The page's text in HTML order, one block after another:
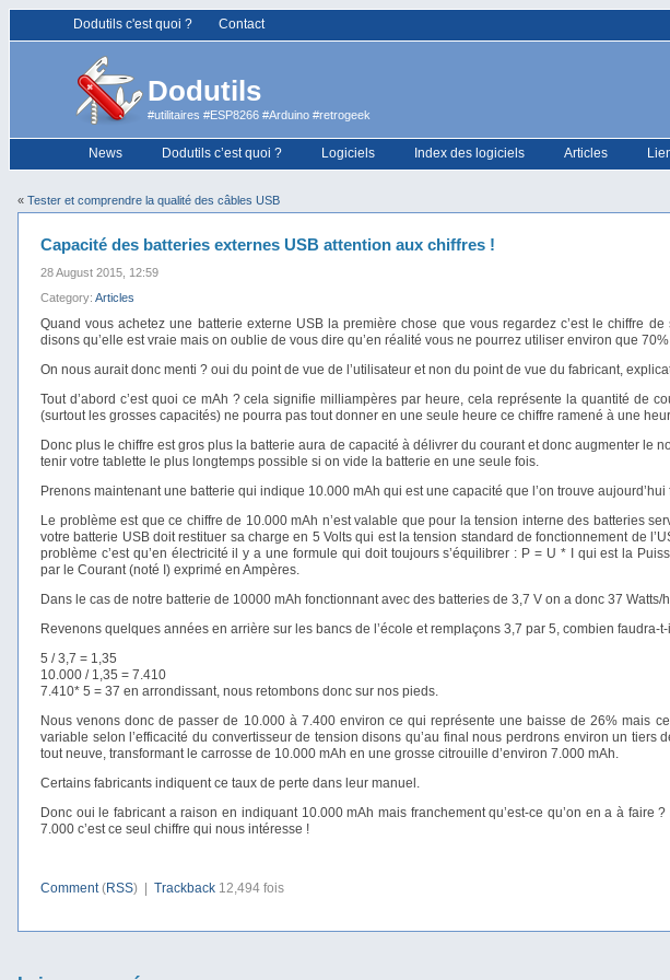
Dodutils c'est quoi ? Contact
Dodutils
#utilitaires #ESP8266 #Arduino #retrogeek
News Dodutils c’est quoi ? Logiciels Index des logiciels Articles
« Tester et comprendre la qualité des câbles USB
Capacité des batteries externes USB attention aux chiffres !
28 August 2015, 12:59
Category: Articles
Quand vous achetez une batterie externe USB la première chose que vous regardez c’est le chiffre
disons qu’elle est vraie mais on oublie de vous dire qu’en réalité vous ne pourrez utiliser environ que
On nous aurait donc menti ? oui du point de vue de l’utilisateur et non du point de vue du fabricant,
Tout d’abord c’est quoi ce mAh ? cela signifie milliampères par heure, cela représente la quantité de
(surtout les grosses capacités) ne pourra pas tout donner en une seule heure ce chiffre ramené à une
Donc plus le chiffre est gros plus la batterie aura de capacité à délivrer du courant et donc augmenter le
tenir votre tablette le plus longtemps possible si on vide la batterie en une seule fois.
Prenons maintenant une batterie qui indique 10.000 mAh qui est une capacité que l’on trouve
Le problème est que ce chiffre de 10.000 mAh n’est valable que pour la tension interne des batteries
votre batterie USB doit restituer sa charge en 5 Volts qui est la tension standard de fonctionnement de
problème c’est qu’en électricité il y a une formule qui doit toujours s’équilibrer : P = U * I qui est la
par le Courant (noté I) exprimé en Ampères.
Dans le cas de notre batterie de 10000 mAh fonctionnant avec des batteries de 3,7 V on a donc 37
Revenons quelques années en arrière sur les bancs de l’école et remplaçons 3,7 par 5, combien
5 / 3,7 = 1,35
10.000 / 1,35 = 7.410
7.410* 5 = 37 en arrondissant, nous retombons donc sur nos pieds.
Nous venons donc de passer de 10.000 à 7.400 environ ce qui représente une baisse de 26% mais
variable selon l’efficacité du convertisseur de tension disons qu’au final nous perdrons environ un
tout neuve, transformant le carrosse de 10.000 mAh en une grosse citrouille d’environ 7.000 mAh.
Certains fabricants indiquent ce taux de perte dans leur manuel.
Donc oui le fabricant a raison en indiquant 10.000 mAh mais franchement qu’est-ce qu’on en a à
7.000 c’est ce seul chiffre qui nous intéresse !
Comment(RSS) | Trackback 12,494 fois